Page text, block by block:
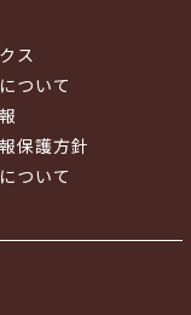
ス
ついて
保護方針
ついて